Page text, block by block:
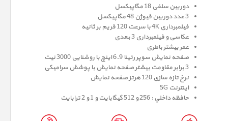
دوربین سلفی 18 مگاپیکسل
3 عدد دوربین فیوژن 48 مگاپیکسل
فیلمبرداری 4K با سرعت 120 فریم بر ثانیه
عکاسی و فیلمبرداری 3 بعدی
عمر بیشتر باطری
صفحه نمايش سوپر رتينا 6.9 اينچ با روشنایی 3000 نیت
3 برابر مقاومت بیشتر صفحه نمایش با پوشش سرامیکی
نرخ تازه سازی 120 هرتز صفحه نمایش
اینترنت 5G
حافظه داخلي : 256 و 512 گيگابايت و 1 و 2 ترابایت